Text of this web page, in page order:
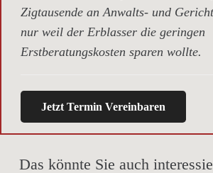
Zigtausende an Anwalts- und
nur weil der Erblasser die geringen
Erstberatungskosten sparen wollte.
Jetzt Termin Vereinbaren
Das könnte Sie auch